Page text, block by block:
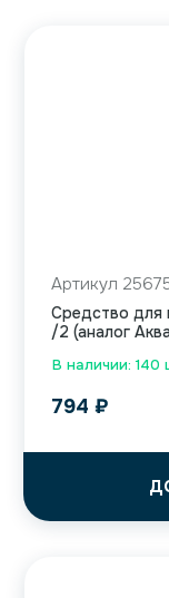
В наличии: 140
Артикул
Средство для
/2 (аналог
794 ₽